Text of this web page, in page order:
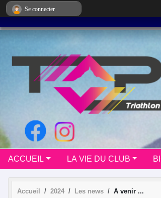
ACCUEIL LA VIE DU CLUB
Accueil 2024 Les news A venir ...
Se connecter
Panneau de gestion des cookies